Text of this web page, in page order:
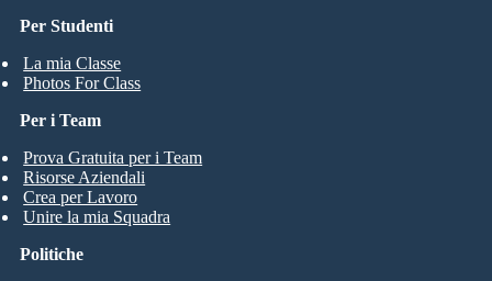
Per Studenti
La mia Classe
Photos For Class
Per i Team
Prova Gratuita per i Team
Risorse Aziendali
Crea per Lavoro
Unire la mia Squadra
Politiche